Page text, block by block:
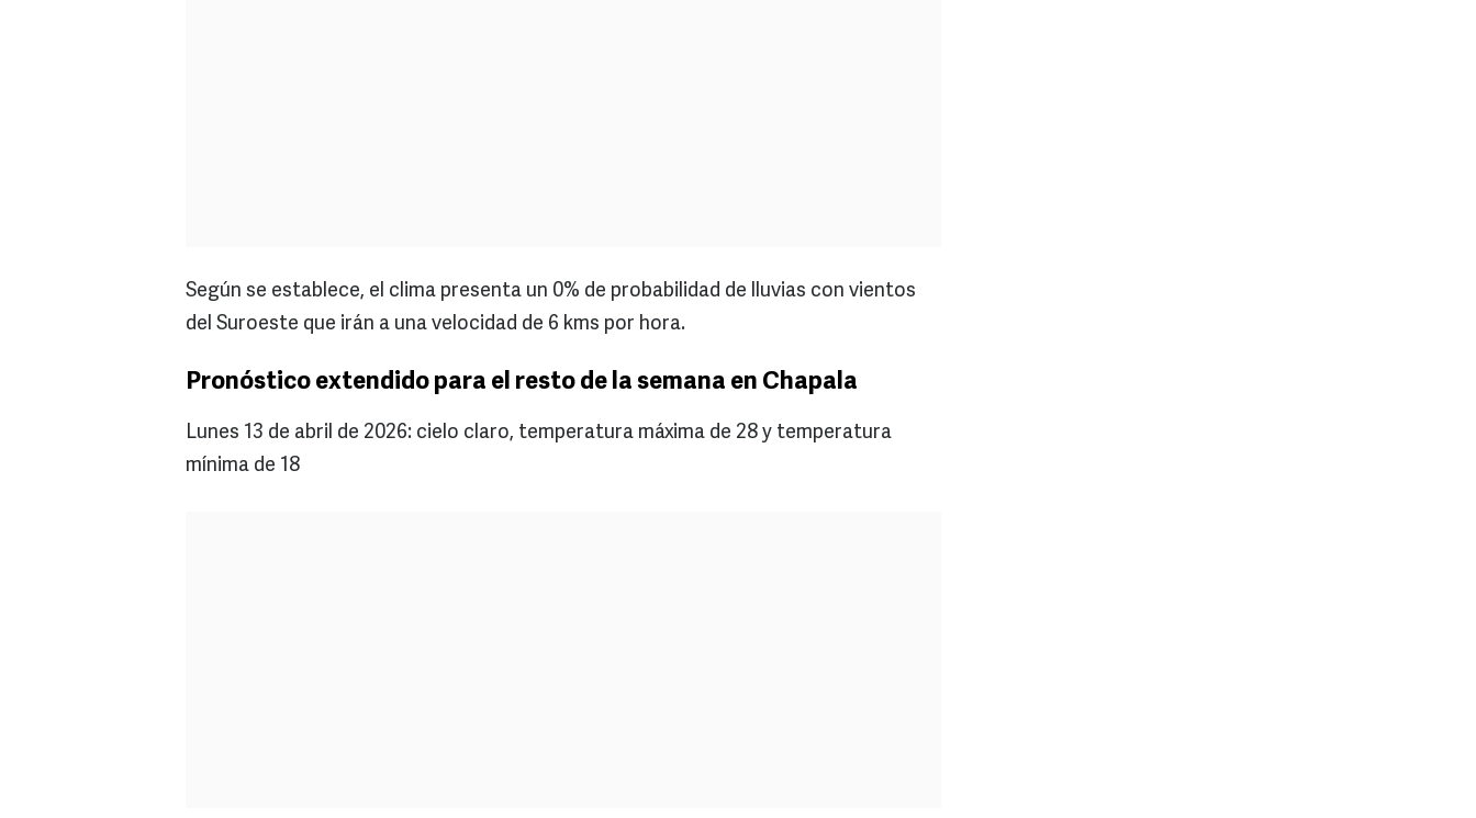
Según se establece, el clima presenta un 0% de probabilidad de lluvias con vientos
del Suroeste que irán a una velocidad de 6 kms por hora.
Pronóstico extendido para el resto de la semana en Chapala
Lunes 13 de abril de 2026: cielo claro, temperatura máxima de 28 y temperatura
mínima de 18